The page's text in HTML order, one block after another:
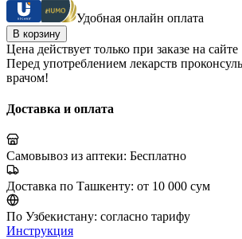
Удобная онлайн оплата
В корзину
Цена действует только при заказе на сайте
Перед употреблением лекарств
врачом!
Доставка и оплата
Самовывоз из аптеки: Бесплатно
Доставка по Ташкенту: от 10 000 сум
По Узбекистану: согласно тарифу
Инструкция